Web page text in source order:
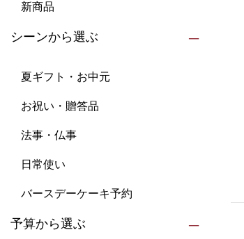
新商品
シーンから選ぶ
夏ギフト・お中元
お祝い・贈答品
法事・仏事
日常使い
バースデーケーキ予約
予算から選ぶ